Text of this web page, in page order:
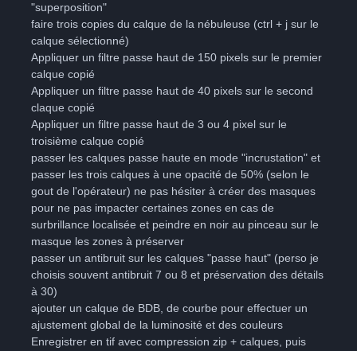
"superposition"
faire trois copies du calque de la nébuleuse (ctrl + j sur le
calque sélectionné)
Appliquer un filtre passe haut de 150 pixels sur le premier
calque copié
Appliquer un filtre passe haut de 40 pixels sur le second
claque copié
Appliquer un filtre passe haut de 3 ou 4 pixel sur le
troisième calque copié
passer les calques passe haute en mode "incrustation" et
passer les trois calques à une opacité de 50% (selon le
gout de l'opérateur) ne pas hésiter à créer des masques
pour ne pas impacter certaines zones en cas de
surbrillance localisée et peindre en noir au pinceau sur le
masque les zones à préserver
passer un antibruit sur les calques "passe haut" (perso je
choisis souvent antibruit 7 ou 8 et préservation des détails
à 30)
ajouter un calque de BDB, de courbe pour effectuer un
ajustement global de la luminosité et des couleurs
Enregistrer en tif avec compression zip + calques, puis